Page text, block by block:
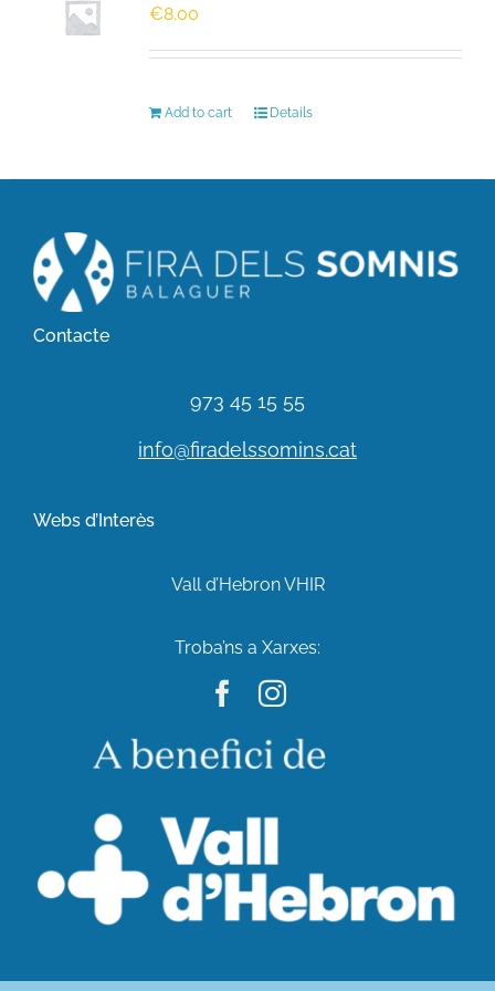
HISTÒRIC
FER UN DONATIU!
€8.00
Add to cart Details
Contacte
973 45 15 55
info@firadelssomins.cat
Webs d’Interès
Vall d’Hebron VHIR
Troba’ns a Xarxes: